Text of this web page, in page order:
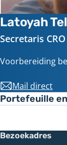
Latoyah
Secretaris
Voorbereiding
Mail direct
Meer
Portefeuille
Bezoekadres